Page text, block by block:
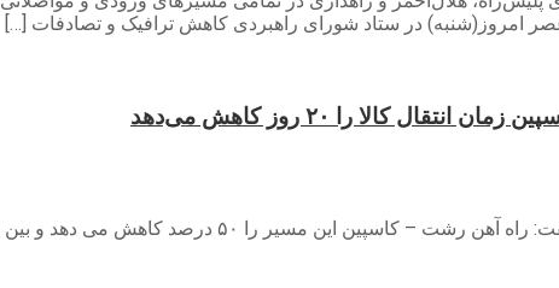
امروز(شنبه) در ستاد شورای راهبردی کاهش ترافیک و تصادفات […]
کالا را ۲۰ روز کاهش می‌دهد